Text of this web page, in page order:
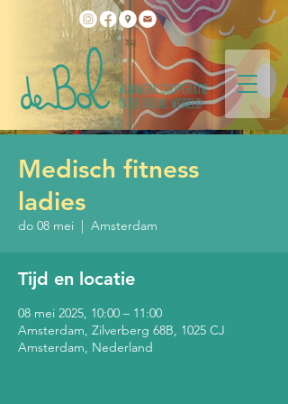
Medisch fitness
ladies
do 08 mei
  |
Amsterdam
Tijd en locatie
08 mei 2025, 10:00 – 11:00
Amsterdam, Zilverberg 68B, 1025 CJ
Amsterdam, Nederland